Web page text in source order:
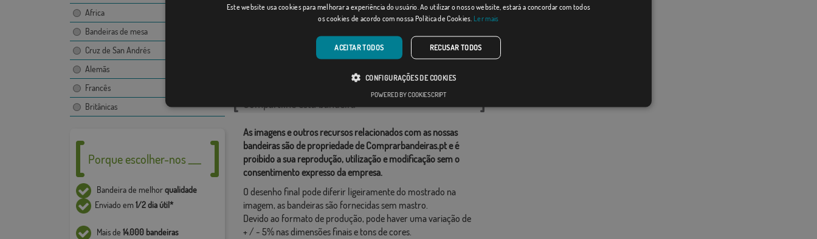
Africa
Bandeiras de mesa
Cruz de San Andrés
Alemãs
Francês
Britânicas
Porque escolher-nos ___
Bandeira de melhorqualidade
Enviado em1/2 dia útil*
Mais de 14.000 bandeiras
La Ercina
Categorias relacionadas:
Compartilhe esta bandeira
As imagens e outros recursos relacionados com as nossas
bandeiras são de propriedade de Comprarbandeiras.pt e é
proibido a sua reprodução, utilização e modificação sem o
consentimento expresso da empresa.
O desenho final pode diferir ligeiramente do mostrado na
imagem, as bandeiras são fornecidas sem mastro.
Devido ao formato de produção, pode haver uma variação de
+ / - 5% nas dimensões finais e tons de cores.
Este website usa cookies para melhorar a experiência do usuário. Ao utilizar o nosso website, estará a concordar com todos
os cookies de acordo com nossa Política de Cookies. Ler mais
ACEITAR TODOS RECUSAR TODOS
CONFIGURAÇÕES DE COOKIES
POWERED BY COOKIESCRIPT